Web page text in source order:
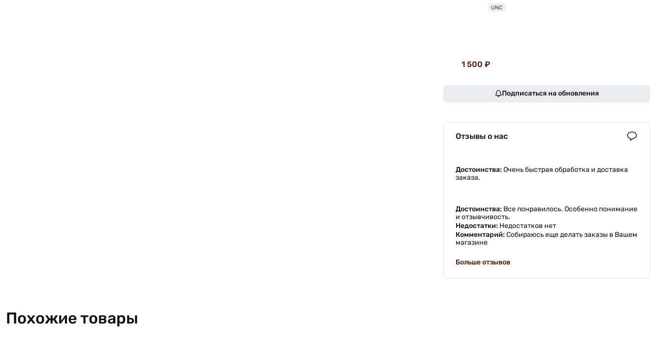
UNC
1 500 ₽
Подписаться на обновления
Отзывы о нас
Достоинства: Очень быстрая обработка и доставка
заказа.
Достоинства: Все понравилось. Особенно понимание
и отзывчивость.
Недостатки: Недостатков нет
Комментарий: Собираюсь еще делать заказы в Вашем
магазине
Больше отзывов
Похожие товары